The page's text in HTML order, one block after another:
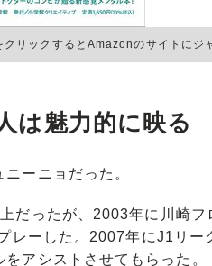
リックするとAmazonのサイトにジ
は魅力的に映る
ーニョだった。
だったが、2003年に川崎フ
レーした。2007年にJ1リー
アシストさせてもらった。